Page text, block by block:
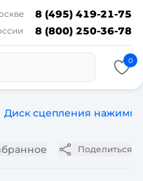
8 (495) 419-21-75
8 (800) 250-36-78
0
Диск сцепления
Поделиться